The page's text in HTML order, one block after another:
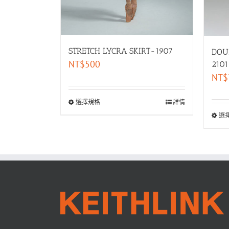
STRETCH LYCRA SKIRT-1907
NT$500
選擇規格 詳情
2101
NT$
選